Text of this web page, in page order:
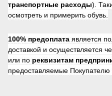
транспортные расходы).
осмотреть и примерить обувь.
100% предоплата является
доставкой и осуществляется
или по реквизитам
предоставляемые Покупателю